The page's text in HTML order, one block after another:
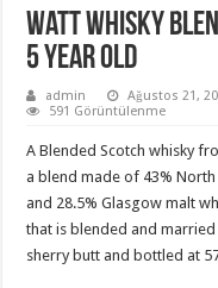
Watt Whisky
5 Year Old
admin Ağustos 21,
591 Görüntülenme
A Blended Scotch whisky
a blend made of 43%
and 28.5% Glasgow malt
that is blended and married
sherry butt and bottled at